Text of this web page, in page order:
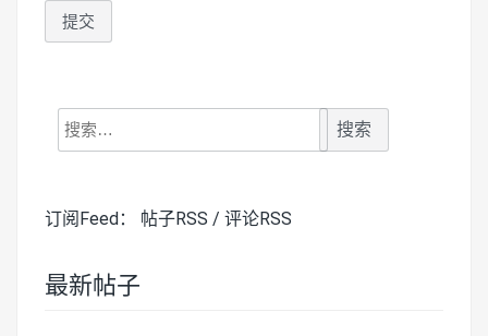
搜
索：
订阅Feed： 帖子RSS / 评论RSS
最新帖子